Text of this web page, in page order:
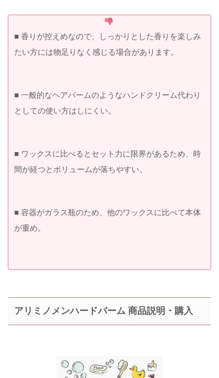
■ 香りが控えめなので、しっかりとした香りを楽しみ
たい方には物足りなく感じる場合があります。
■ 一般的なヘアバームのようなハンドクリーム代わり
としての使い方はしにくい。
■ ワックスに比べるとセット力に限界があるため、時
間が経つとボリュームが落ちやすい。
■ 容器がガラス瓶のため、他のワックスに比べて本体
が重め。
アリミノメンハードバーム 商品説明・購入